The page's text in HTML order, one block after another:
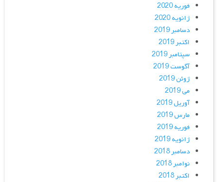
فوریه 2020
ژانویه 2020
دسامبر 2019
اکتبر 2019
سپتامبر 2019
آگوست 2019
ژوئن 2019
می 2019
آوریل 2019
مارس 2019
فوریه 2019
ژانویه 2019
دسامبر 2018
نوامبر 2018
اکتبر 2018